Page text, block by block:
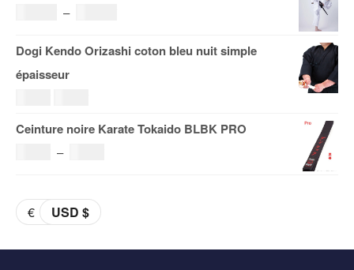
à
–
prix :
153.00€
Dogi Kendo Orizashi coton bleu nuit simple
épaisseur
Ceinture noire Karate Tokaido BLBK PRO
–
à
€ USD $